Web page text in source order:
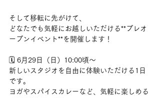
そして移転に先がけて、
どなたでも気軽にお越しいただける**プレオ
ープンイベント**を開催します！
🗓 6月29日（日）10:00頃〜
新しいスタジオを自由に体験いただける1日
です。
ヨガやスパイスカレーなど、気軽に楽しめる